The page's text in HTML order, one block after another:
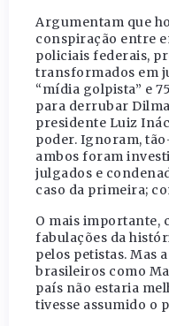
Argumentam que
conspiração entre
policiais federais,
transformados em
“mídia golpista” e
para derrubar
presidente Luiz
poder. Ignoram,
ambos foram
julgados e
caso da primeira;
O mais importante,
fabulações da
pelos petistas. Mas
brasileiros como
país não estaria
tivesse assumido o